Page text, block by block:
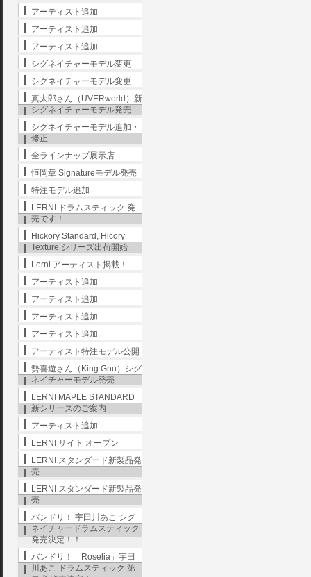
アーティスト追加
アーティスト追加
アーティスト追加
シグネイチャーモデル変更
シグネイチャーモデル変更
真太郎さん（UVERworld）新
シグネイチャーモデル発売
シグネイチャーモデル追加・
修正
全ラインナップ展示店
恒岡章 Signatureモデル発売
特注モデル追加
LERNI ドラムスティック 発
売です！
Hickory Standard, Hicory
Texture シリーズ出荷開始
Lerni アーティスト掲載！
アーティスト追加
アーティスト追加
アーティスト追加
アーティスト追加
アーティスト特注モデル公開
勢喜遊さん（King Gnu）シグ
ネイチャーモデル発売
LERNI MAPLE STANDARD
新シリーズのご案内
アーティスト追加
LERNI サイト オープン
LERNI スタンダード新製品発
売
LERNI スタンダード新製品発
売
バンドリ！ 宇田川あこ シグ
ネイチャードラムスティック
発売決定！！
バンドリ！「Roselia」宇田
川あこ ドラムスティック 第